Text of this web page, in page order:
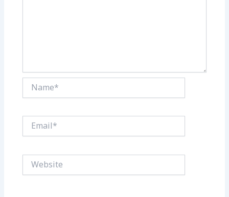
Name*
Email*
Website